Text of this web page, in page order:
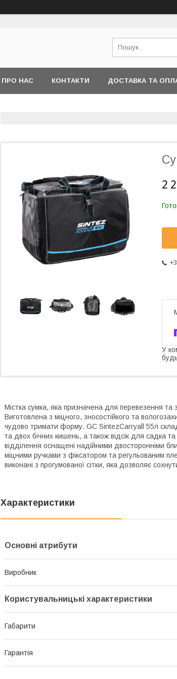
ПРО НАС КОНТАКТИ ДОСТАВКА ТА
2
У
Містка сумка, яка призначена для перевезення та
Виготовлена з міцного, зносостійкого та
чудово тримати форму. GC SintezCarryall 55л
та двох бічних кишень, а також відсік для садка
відділення оснащені надійними двосторонніми
міцними ручками з фіксатором та регульованим
виконані з прогумованої сітки, яка дозволяє
Характеристики
Основні атрибути
Виробник
Користувальницькі характеристики
Габарити
Гарантія